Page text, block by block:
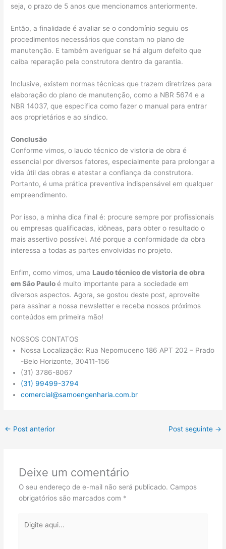
seja, o prazo de 5 anos que mencionamos anteriormente.
Então, a finalidade é avaliar se o condomínio seguiu os
procedimentos necessários que constam no plano de
manutenção. E também averiguar se há algum defeito que
caiba reparação pela construtora dentro da garantia.
Inclusive, existem normas técnicas que trazem diretrizes para
elaboração do plano de manutenção, como a NBR 5674 e a
NBR 14037, que especifica como fazer o manual para entrar
aos proprietários e ao síndico.
Conclusão
Conforme vimos, o laudo técnico de vistoria de obra é
essencial por diversos fatores, especialmente para prolongar a
vida útil das obras e atestar a confiança da construtora.
Portanto, é uma prática preventiva indispensável em qualquer
empreendimento.
Por isso, a minha dica final é: procure sempre por profissionais
ou empresas qualificadas, idôneas, para obter o resultado o
mais assertivo possível. Até porque a conformidade da obra
interessa a todas as partes envolvidas no projeto.
Enfim, como vimos, uma Laudo técnico de vistoria de obra
em São Pauloé muito importante para a sociedade em
diversos aspectos. Agora, se gostou deste post, aproveite
para assinar a nossa newsletter e receba nossos próximos
conteúdos em primeira mão!
NOSSOS CONTATOS
Nossa Localização: Rua Nepomuceno 186 APT 202 – Prado
-Belo Horizonte, 30411-156
(31) 3786-8067
(31) 99499-3794
comercial@samoengenharia.com.br
← Post anterior Post seguinte →
Deixe um comentário
O seu endereço de e-mail não será publicado. Campos
obrigatórios são marcados com *
aqui...